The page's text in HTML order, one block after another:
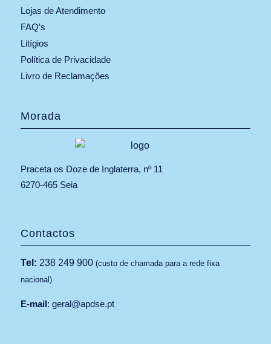
Lojas de Atendimento
FAQ’s
Litígios
Política de Privacidade
Livro de Reclamações
Morada
Praceta os Doze de Inglaterra, nº 11
6270-465 Seia
Contactos
Tel: 238 249 900(custo de chamada para a rede fixa
nacional)
E-mail: geral@apdse.pt